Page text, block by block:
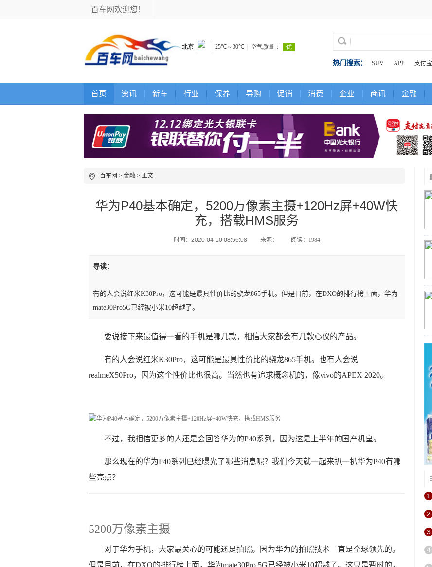
百车网欢迎您！
热门搜索： SUV APP 支付宝
首页 资讯 新车 行业 保养 导购 促销 消费 企业 商讯 金融
百车网 > 金融 > 正文
华为P40基本确定，5200万像素主摄+120Hz屏+40W快
充，搭载HMS服务
时间：2020-04-10 08:56:08 来源： 阅读：1984
导读：
有的人会说红米K30Pro，这可能是最具性价比的骁龙865手机。但是目前，在DXO的排行榜上面，华为
mate30Pro5G已经被小米10超越了。
要说接下来最值得一看的手机是哪几款，相信大家都会有几款心仪的产品。
有的人会说红米K30Pro，这可能是最具性价比的骁龙865手机。也有人会说
realmeX50Pro，因为这个性价比也很高。当然也有追求概念机的，像vivo的APEX 2020。
不过，我相信更多的人还是会回答​华为的P40系列，因为这是上半年的国产机皇。
那么现在的华为P40系列已经曝光了哪些消息呢？我们今天就一起来扒一扒华为P40有哪
些亮点？
5200万像素主摄
对于华为手机，大家最关心​的可能还是拍照。因为华为的拍照技术一直是全球领先的。
但是目前，在DXO的排行榜上面，华为mate30Pro 5G已经被小米10超越了。这只是暂时的，
1
2
3
4